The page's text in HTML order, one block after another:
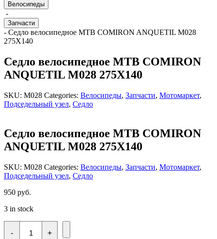
Велосипеды
-
Запчасти
- Седло велосипедное MTB COMIRON ANQUETIL M028
275X140
Седло велосипедное MTB COMIRON
ANQUETIL M028 275X140
SKU: M028 Categories: Велосипеды, Запчасти, Мотомаркет,
Подседельный узел, Седло
Седло велосипедное MTB COMIRON
ANQUETIL M028 275X140
SKU: M028 Categories: Велосипеды, Запчасти, Мотомаркет,
Подседельный узел, Седло
950 руб.
3 in stock
-
велосипедное
+